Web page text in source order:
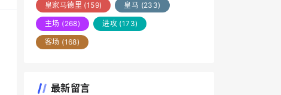
皇家马德里 (159) 皇马 (233)
主场 (268) 进攻 (173)
客场 (168)
最新留言